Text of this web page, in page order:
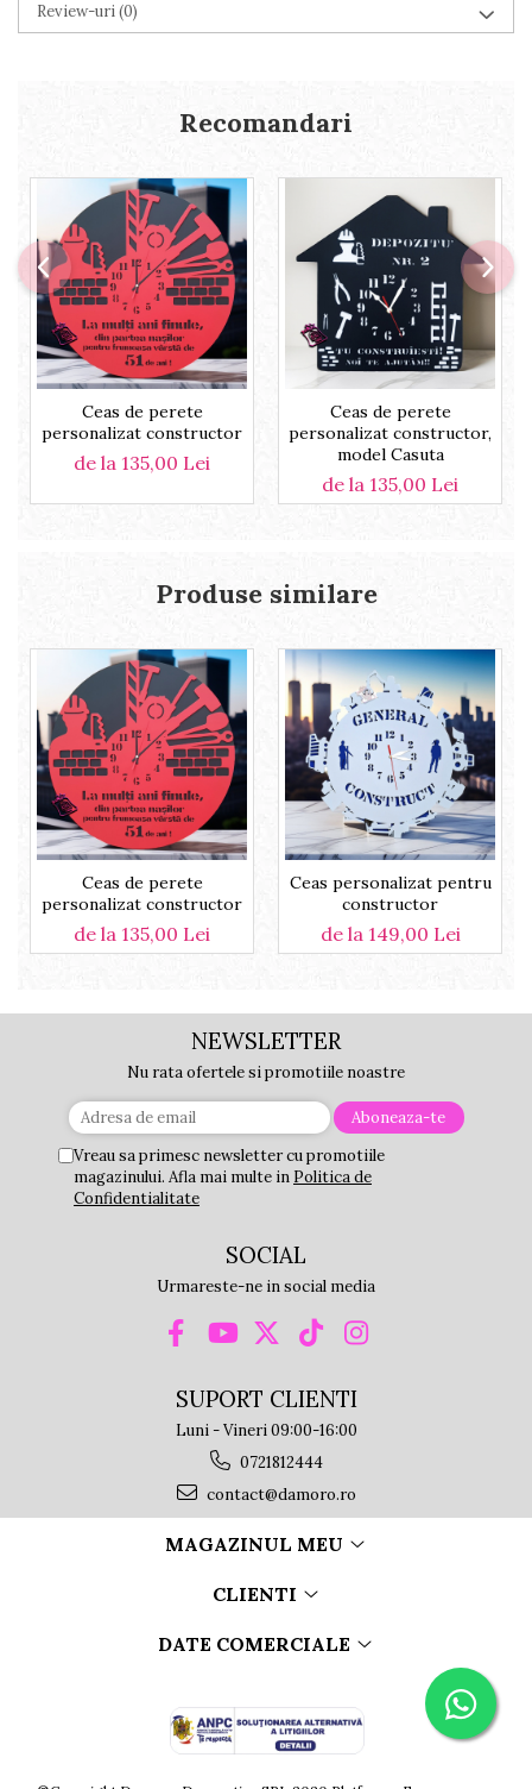
Review-uri(0)
Recomandari
Ceas de perete
personalizat constructor
de la 135,00 Lei
Ceas de perete
personalizat constructor,
model Casuta
de la 135,00 Lei
Produse similare
Ceas de perete
personalizat constructor
de la 135,00 Lei
Ceas personalizat pentru
constructor
de la 149,00 Lei
NEWSLETTER
Nu rata ofertele si promotiile noastre
Vreau sa primesc newsletter cu promotiile
magazinului. Afla mai multe in Politica de
Confidentialitate
SOCIAL
Urmareste-ne in social media
SUPORT CLIENTI
Luni - Vineri 09:00-16:00
0721812444
contact@damoro.ro
MAGAZINUL MEU
CLIENTI
DATE COMERCIALE